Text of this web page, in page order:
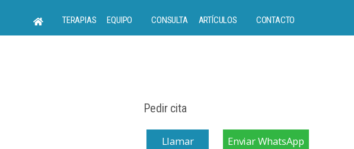
TERAPIAS EQUIPO CONSULTA ARTÍCULOS CONTACTO
Pedir cita
Llamar Enviar WhatsApp